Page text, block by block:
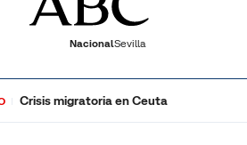
NacionalSevilla
Crisis migratoria en Ceuta